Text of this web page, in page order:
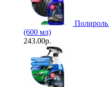
(600 мл)
243.00р.